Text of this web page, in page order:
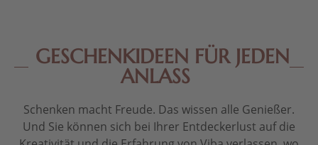
GESCHENKIDEEN FÜR JEDEN
ANLASS
Schenken macht Freude. Das wissen alle Genießer.
Und Sie können sich bei Ihrer Entdeckerlust auf die